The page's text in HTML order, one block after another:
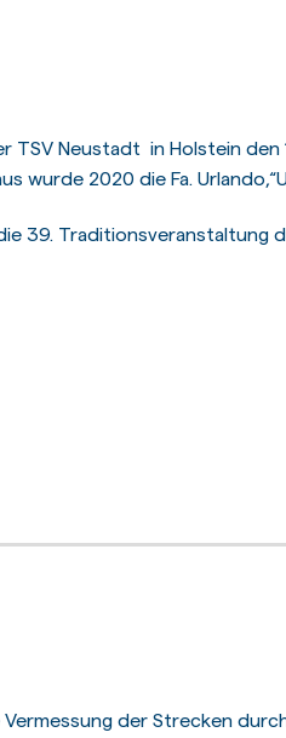
TSV Neustadt in Holstein
wurde 2020 die Fa.
39. Traditionsveranstaltung
der Strecken